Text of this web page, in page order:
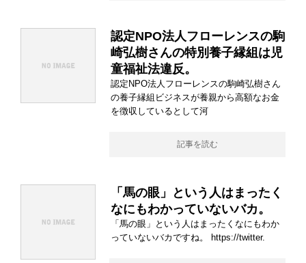
認定NPO法人フローレンスの駒
崎弘樹さんの特別養子縁組は児
童福祉法違反。
認定NPO法人フローレンスの駒崎弘樹さん
の養子縁組ビジネスが養親から高額なお金
を徴収しているとして河
記事を読む
「馬の眼」という人はまったく
なにもわかっていないバカ。
「馬の眼」という人はまったくなにもわか
っていないバカですね。 https://twitter.